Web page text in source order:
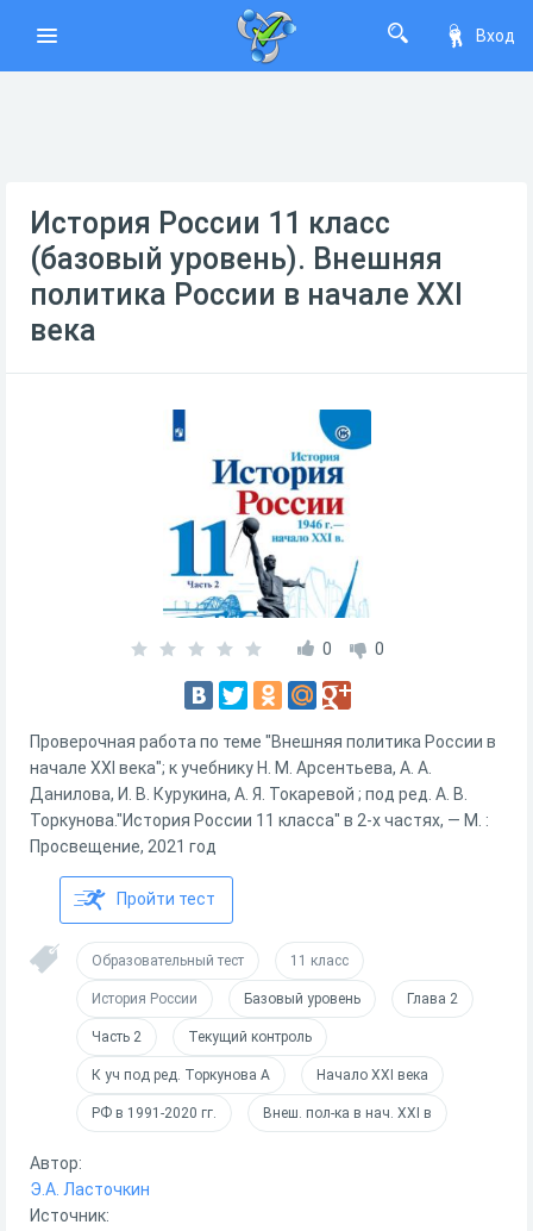
Вход
История России 11 класс
(базовый уровень). Внешняя
политика России в начале XXI
века
0 0
Проверочная работа по теме "Внешняя политика России в
начале XXI века"; к учебнику Н. М. Арсентьева, А. А.
Данилова, И. В. Курукина, А. Я. Токаревой ; под ред. А. В.
Торкунова."История России 11 класса" в 2-х частях, — М. :
Просвещение, 2021 год
Пройти тест
Образовательный тест 11 класс
История России Базовый уровень Глава 2
Часть 2 Текущий контроль
К уч под ред. Торкунова А Начало XXI века
РФ в 1991-2020 гг. Внеш. пол-ка в нач. XXI в
Автор:
Э.А. Ласточкин
Источник: